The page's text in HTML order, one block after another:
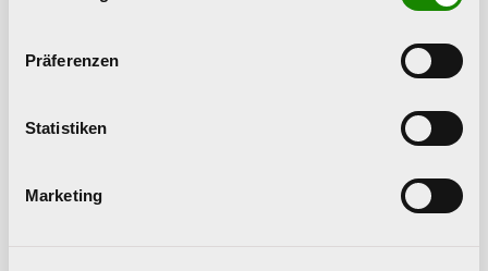
Präferenzen
Statistiken
Marketing
Die anderen
Workshop Nikotin -
ein kostenloses
Schulen in OÖ